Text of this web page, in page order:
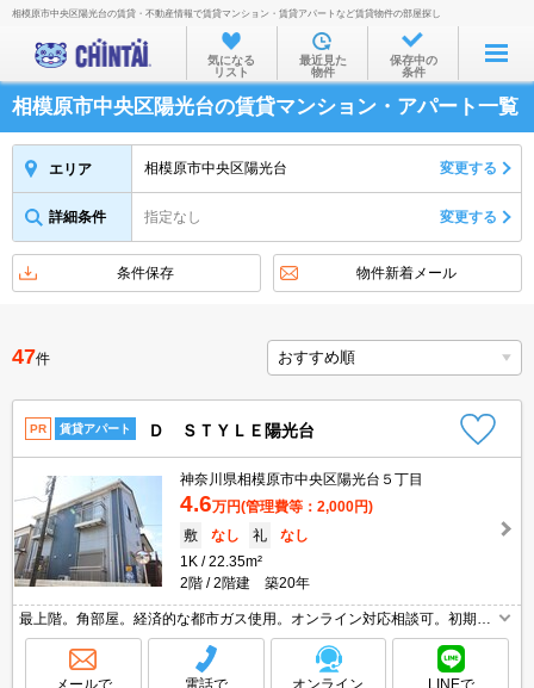
お部屋を探す
沿線・駅から
住所から
家賃相場から
物件特集から
不動産会社から
TOP
相模原市中央区陽光台の賃貸・不動産情報で賃貸マンション・賃貸アパートなど賃貸物件の部屋探し
気になる
リスト
最近見た
物件
保存中の
条件
相模原市中央区陽光台の賃貸マンション・アパート一覧
エリア 相模原市中央区陽光台 変更する
詳細条件 指定なし 変更する
条件保存 物件新着メール
47件
PR 賃貸アパート Ｄ ＳＴＹＬＥ陽光台
神奈川県相模原市中央区陽光台５丁目
4.6万円(管理費等：2,000円)
敷
なし 礼
なし
1K
22.35m²
2階
2階建 築20年
最上階。角部屋。経済的な都市ガス使用。オンライン対応相談可。初期費
用カード払い可。仲介手数料家賃の0.55ヵ月分(税込)。エイブル女子割で
仲介手数料家賃の0.55ヶ月分より10％ＯＦＦ。
メールで
電話で
オンライン
LINEで